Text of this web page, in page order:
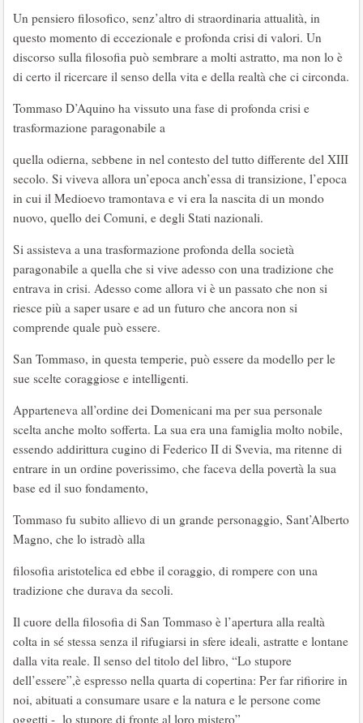
Un pensiero filosofico, senz’altro di straordinaria attualità, in
questo momento di eccezionale e profonda crisi di valori. Un
discorso sulla filosofia può sembrare a molti astratto, ma non lo è
di certo il ricercare il senso della vita e della realtà che ci circonda.
Tommaso D’Aquino ha vissuto una fase di profonda crisi e
trasformazione paragonabile a
quella odierna, sebbene in nel contesto del tutto differente del XIII
secolo. Si viveva allora un’epoca anch’essa di transizione, l’epoca
in cui il Medioevo tramontava e vi era la nascita di un mondo
nuovo, quello dei Comuni, e degli Stati nazionali.
Si assisteva a una trasformazione profonda della società
paragonabile a quella che si vive adesso con una tradizione che
entrava in crisi. Adesso come allora vi è un passato che non si
riesce più a saper usare e ad un futuro che ancora non si
comprende quale può essere.
San Tommaso, in questa temperie, può essere da modello per le
sue scelte coraggiose e intelligenti.
Apparteneva all’ordine dei Domenicani ma per sua personale
scelta anche molto sofferta. La sua era una famiglia molto nobile,
essendo addirittura cugino di Federico II di Svevia, ma ritenne di
entrare in un ordine poverissimo, che faceva della povertà la sua
base ed il suo fondamento,
Tommaso fu subito allievo di un grande personaggio, Sant’Alberto
Magno, che lo istradò alla
filosofia aristotelica ed ebbe il coraggio, di rompere con una
tradizione che durava da secoli.
Il cuore della filosofia di San Tommaso è l’apertura alla realtà
colta in sé stessa senza il rifugiarsi in sfere ideali, astratte e lontane
dalla vita reale. Il senso del titolo del libro, “Lo stupore
dell’essere”,è espresso nella quarta di copertina: Per far rifiorire in
noi, abituati a consumare usare e la natura e le persone come
oggetti - lo stupore di fronte al loro mistero”